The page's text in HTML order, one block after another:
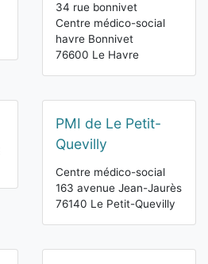
34 rue bonnivet
Centre médico-social
havre Bonnivet
76600 Le Havre
PMI de Le Petit-
Quevilly
Centre médico-social
163 avenue Jean-Jaurès
76140 Le Petit-Quevilly